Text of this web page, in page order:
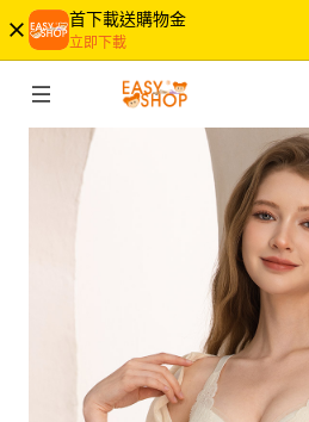
首下載送購物金
立即下載